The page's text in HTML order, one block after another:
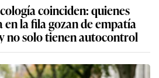
coinciden: quienes
la fila gozan de empatía
no solo tienen autocontrol